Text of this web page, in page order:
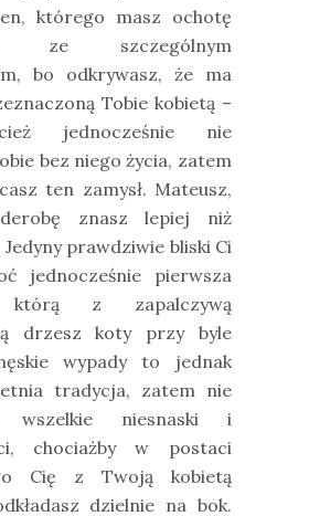
którego masz ochotę
ze szczególnym
bo odkrywasz, że ma
Tobie kobietą –
jednocześnie nie
bez niego życia, zatem
ten zamysł. Mateusz,
znasz lepiej niż
Jedyny prawdziwie bliski Ci
jednocześnie pierwsza
z zapalczywą
drzesz koty przy byle
wypady to jednak
tradycja, zatem nie
wszelkie niesnaski i
chociażby w postaci
Cię z Twoją kobietą
dzielnie na bok.